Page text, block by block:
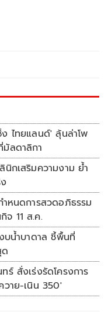
ไทยแลนด์' ลุ้นล่าโพ
ลดาลิกา
นิกเสริมความงาม ย้ำ
หนดการสวดอภิธรรม
11 ส.ค.
น้ำบาดาล ชี้พื้นที่
สั่งเร่งรัดโครงการ
วาย-เนิน 350'